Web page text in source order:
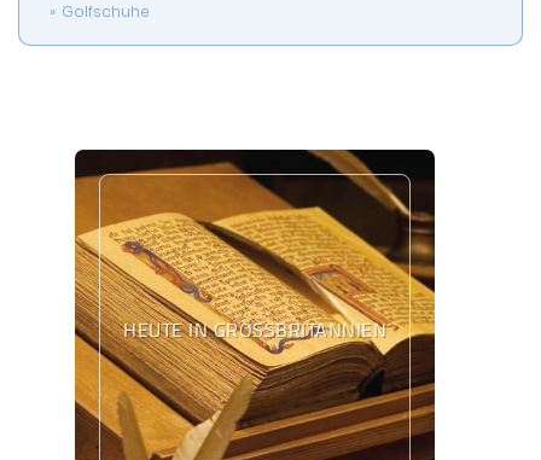
Golfschuhe
HEUTE IN GROSSBRITANNIEN